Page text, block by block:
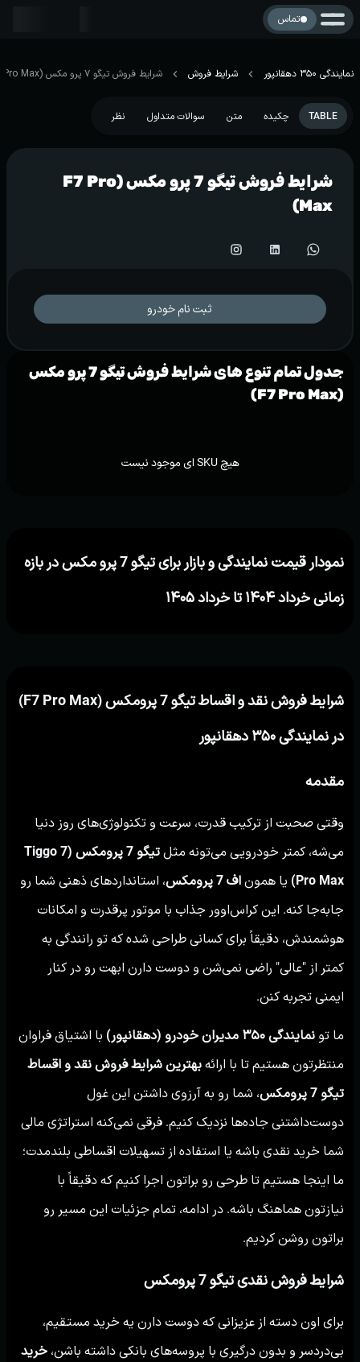
تماس
نمایندگی 350 دهقانپور شرایط فروش شرایط فروش تیگو 7 پرو مکس (F7 Pro Max)
TABLE چکیده متن سوالات متداول نظر
شرایط فروش تیگو 7 پرو مکس (F7 Pro
Max)
ثبت نام خودرو
جدول تمام تنوع های شرایط فروش تیگو 7 پرو مکس
(F7 Pro Max)
هیچ SKU ای موجود نیست
نمودار قیمت نمایندگی و بازار برای تیگو 7 پرو مکس در بازه
زمانی خرداد ۱۴۰۴ تا خرداد ۱۴۰۵
شرایط فروش نقد و اقساط تیگو 7 پرومکس (F7 Pro Max)
در نمایندگی ۳۵۰ دهقانپور
مقدمه
وقتی صحبت از ترکیب قدرت، سرعت و تکنولوژی‌های روز دنیا
می‌شه، کمتر خودرویی می‌تونه مثل
تیگو 7 پرومکس (Tiggo 7
Pro Max)
یا همون اف 7 پرومکس
، استانداردهای ذهنی شما رو
جابه‌جا کنه. این کراس‌اوور جذاب با موتور پرقدرت و امکانات
هوشمندش، دقیقاً برای کسانی طراحی شده که تو رانندگی به
کمتر از "عالی" راضی نمی‌شن و دوست دارن ابهت رو در کنار
ایمنی تجربه کنن.
ما تو نمایندگی ۳۵۰ مدیران خودرو (دهقانپور)
با اشتیاق فراوان
منتظرتون هستیم تا با ارائه بهترین شرایط فروش نقد و اقساط
تیگو 7 پرومکس
، شما رو به آرزوی داشتن این غول
دوست‌داشتنی جاده‌ها نزدیک کنیم. فرقی نمی‌کنه استراتژی مالی
شما خرید نقدی باشه یا استفاده از تسهیلات اقساطی بلندمدت؛
ما اینجا هستیم تا طرحی رو براتون اجرا کنیم که دقیقاً با
نیازتون هماهنگ باشه. در ادامه، تمام جزئیات این مسیر رو
براتون روشن کردیم.
شرایط فروش نقدی تیگو 7 پرومکس
برای اون دسته از عزیزانی که دوست دارن یه خرید مستقیم،
بی‌دردسر و بدون درگیری با پروسه‌های بانکی داشته باشن، خرید